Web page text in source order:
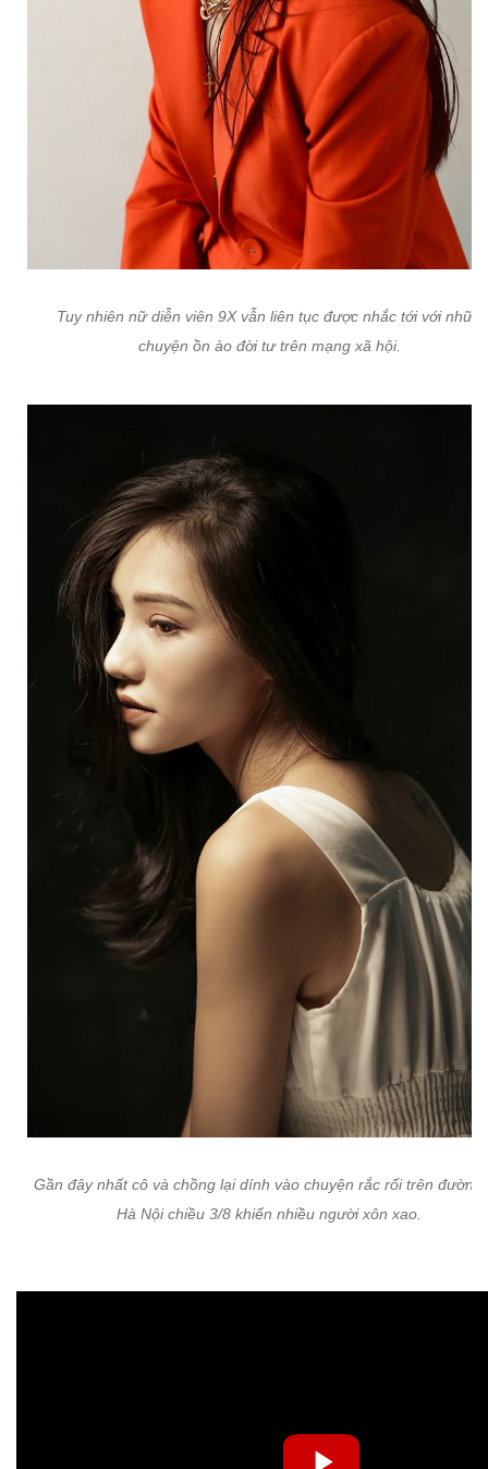
Tuy nhiên nữ diễn viên 9X vẫn liên tục được nhắc tới với
chuyện ồn ào đời tư trên mạng xã hội.
Gần đây nhất cô và chồng lại dính vào chuyện rắc rối trên đường
Hà Nội chiều 3/8 khiến nhiều người xôn xao.